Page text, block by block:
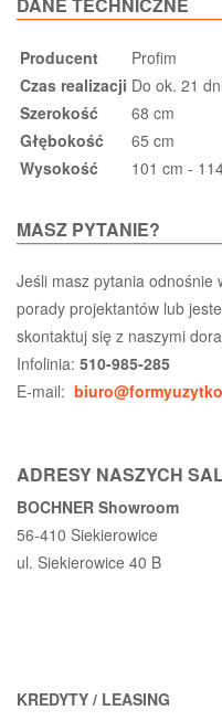
Producent
Profim
Czas realizacji Do ok. 21
Szerokość
68 cm
Głębokość
65 cm
Wysokość
101 cm -
MASZ PYTANIE?
Jeśli masz pytania odnośnie
porady projektantów lub
skontaktuj się z naszymi
Infolinia: 510-985-285
E-mail:
ADRESY NASZYCH
BOCHNER Showroom
56-410 Siekierowice
ul. Siekierowice 40 B
KREDYTY / LEASING